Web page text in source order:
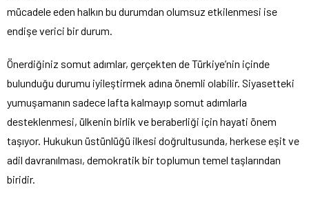
mücadele eden halkın bu durumdan olumsuz etkilenmesi ise
endişe verici bir durum.
Önerdiğiniz somut adımlar, gerçekten de Türkiye’nin içinde
bulunduğu durumu iyileştirmek adına önemli olabilir. Siyasetteki
yumuşamanın sadece lafta kalmayıp somut adımlarla
desteklenmesi, ülkenin birlik ve beraberliği için hayati önem
taşıyor. Hukukun üstünlüğü ilkesi doğrultusunda, herkese eşit ve
adil davranılması, demokratik bir toplumun temel taşlarından
biridir.